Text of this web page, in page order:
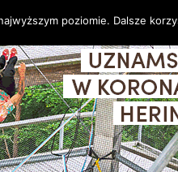
poziomie. Dalsze